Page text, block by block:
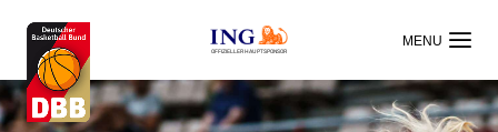
OFFIZIELLER HAUPTSPONSOR